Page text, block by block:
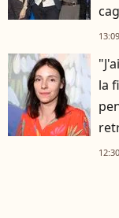
13:09
la
12:30